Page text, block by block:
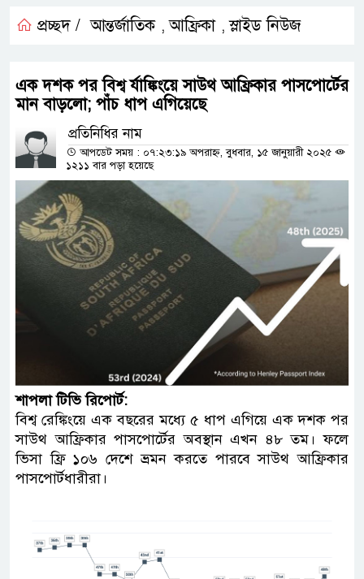
প্রচ্ছদ / আন্তর্জাতিক ,আফ্রিকা ,স্লাইড নিউজ
এক দশক পর বিশ্ব র্যাঙ্কিংয়ে সাউথ আফ্রিকার পাসপোর্টের
মান বাড়লো; পাঁচ ধাপ এগিয়েছে
প্রতিনিধির নাম
আপডেট সময় : ০৭:২৩:১৯ অপরাহ্ন, বুধবার, ১৫ জানুয়ারী ২০২৫
১২১১ বার পড়া হয়েছে
শাপলা টিভি রিপোর্ট:
বিশ্ব রেঙ্কিংয়ে এক বছরের মধ্যে ৫ ধাপ এগিয়ে এক দশক পর
সাউথ আফ্রিকার পাসপোর্টের অবস্থান এখন ৪৮ তম। ফলে
ভিসা ফ্রি ১০৬ দেশে ভ্রমন করতে পারবে সাউথ আফ্রিকার
পাসপোর্টধারীরা।